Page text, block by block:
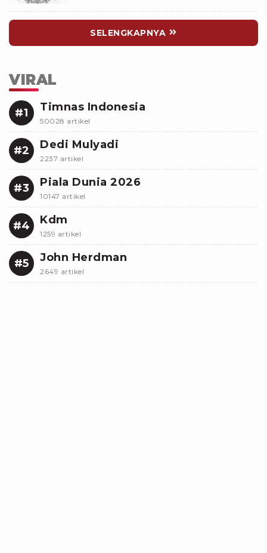
SELENGKAPNYA
VIRAL
#1 Timnas Indonesia
50028 artikel
#2 Dedi Mulyadi
2237 artikel
#3 Piala Dunia 2026
10147 artikel
#4 Kdm
1259 artikel
#5 John Herdman
2649 artikel